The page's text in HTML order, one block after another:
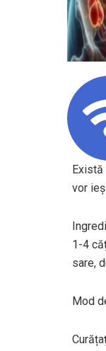
Există
vor
1-4
sare,
Mod